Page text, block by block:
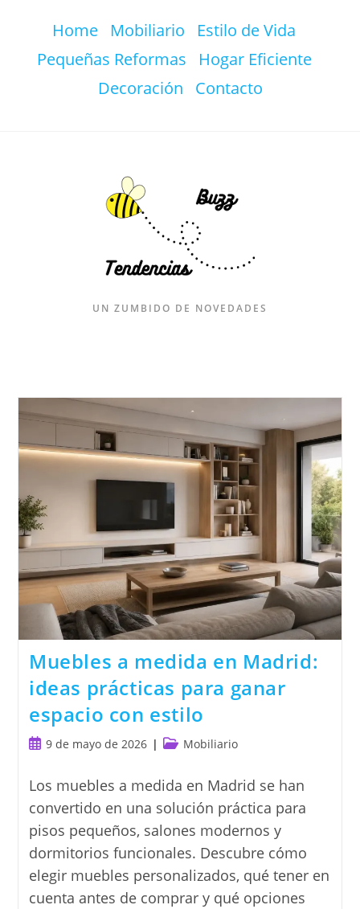
Home Mobiliario
Estilo de Vida
Pequeñas Reformas
Hogar Eficiente
Decoración
Contacto
UN ZUMBIDO DE NOVEDADES
Muebles a medida en Madrid:
ideas prácticas para ganar
espacio con estilo
Publicación
la
entrada:
9 de mayo de 2026
Categoría
la
entrada:
Mobiliario
Los muebles a medida en Madrid se han
convertido en una solución práctica para
pisos pequeños, salones modernos y
dormitorios funcionales. Descubre cómo
elegir muebles personalizados, qué tener en
cuenta antes de comprar y qué opciones